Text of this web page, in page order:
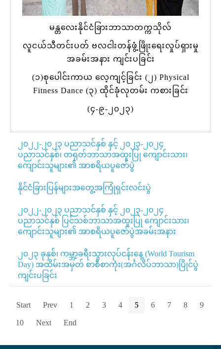
မန္တလေးနိုင်ငံခြားဘာသာတက္ကသိုလ်
လူငယ်သီတင်းပတ် ဗလငါးတန်ဖွံ့ဖြိုးရေးလှုပ်ရှားမှု
အခမ်းအနား ကျင်းပခြင်း
(၁)စုပေါင်းကာယ လေ့ကျင့်ခြင်း (၂) Physical
Fitness Dance (၃) ထိုင်ခုံလုတမ်း ကစားခြင်း
(၄-၉-၂၀၂၃)
၂၀၂၂-၂၀၂၃ ပညာသင်နှစ် နှင့် ၂၀၂၃-၂၀၂၄
ပညာသင်နှစ်၊ တရုတ်ဘာသာအထူးပြု ကျောင်းသား၊
ကျောင်းသူများ၏ အာစရိယပူဇော်ပွဲ
နိုင်ငံခြားပြန်များအတွေ့အကြုံရှင်းလင်းပွဲ
၂၀၂၂-၂၀၂၃ ပညာသင်နှစ် နှင့် ၂၀၂၃-၂၀၂၄
ပညာသင်နှစ် ပြင်သစ်ဘာသာအထူးပြု ကျောင်းသား၊
ကျောင်းသူများ၏ အာစရိယပူဇော်ပွဲအခမ်းအနား
၂၀၂၃ ခုနှစ်၊ ကမ္ဘာ့ခရီးသွားလုပ်ငန်းနေ့ (World Tourism
Day) အထိမ်းအမှတ် စာစီစာကုံး(အင်္ဂလိပ်ဘာသာ)ပြိုင်ပွဲ
ကျင်းပခြင်း
Start Prev 1 2 3 4 5 6 7 8 9
10 Next End